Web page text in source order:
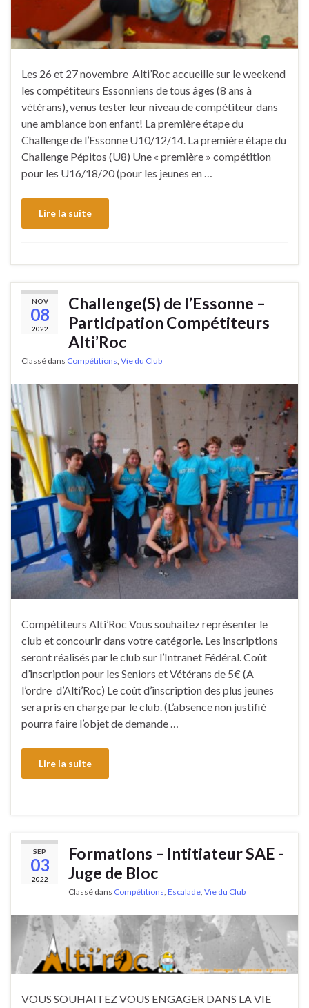
Les 26 et 27 novembre Alti’Roc accueille sur le weekend
les compétiteurs Essonniens de tous âges (8 ans à
vétérans), venus tester leur niveau de compétiteur dans
une ambiance bon enfant! La première étape du
Challenge de l’Essonne U10/12/14. La première étape du
Challenge Pépitos (U8) Une « première » compétition
pour les U16/18/20 (pour les jeunes en …
Lire la suite
NOV
08
2022
Challenge(S) de l’Essonne –
Participation Compétiteurs
Alti’Roc
Classé dans Compétitions, Vie du Club
Compétiteurs Alti’Roc Vous souhaitez représenter le
club et concourir dans votre catégorie. Les inscriptions
seront réalisés par le club sur l’Intranet Fédéral. Coût
d’inscription pour les Seniors et Vétérans de 5€ (A
l’ordre d’Alti’Roc) Le coût d’inscription des plus jeunes
sera pris en charge par le club. (L’absence non justifié
pourra faire l’objet de demande …
Lire la suite
SEP
03
2022
Formations – Intitiateur SAE -
Juge de Bloc
Classé dans Compétitions, Escalade, Vie du Club
VOUS SOUHAITEZ VOUS ENGAGER DANS LA VIE